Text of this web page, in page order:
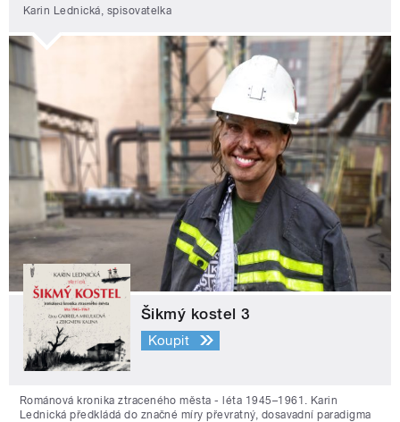
Karin Lednická, spisovatelka
Šikmý kostel 3
Koupit
Románová kronika ztraceného města - léta 1945–1961. Karin
Lednická předkládá do značné míry převratný, dosavadní paradigma